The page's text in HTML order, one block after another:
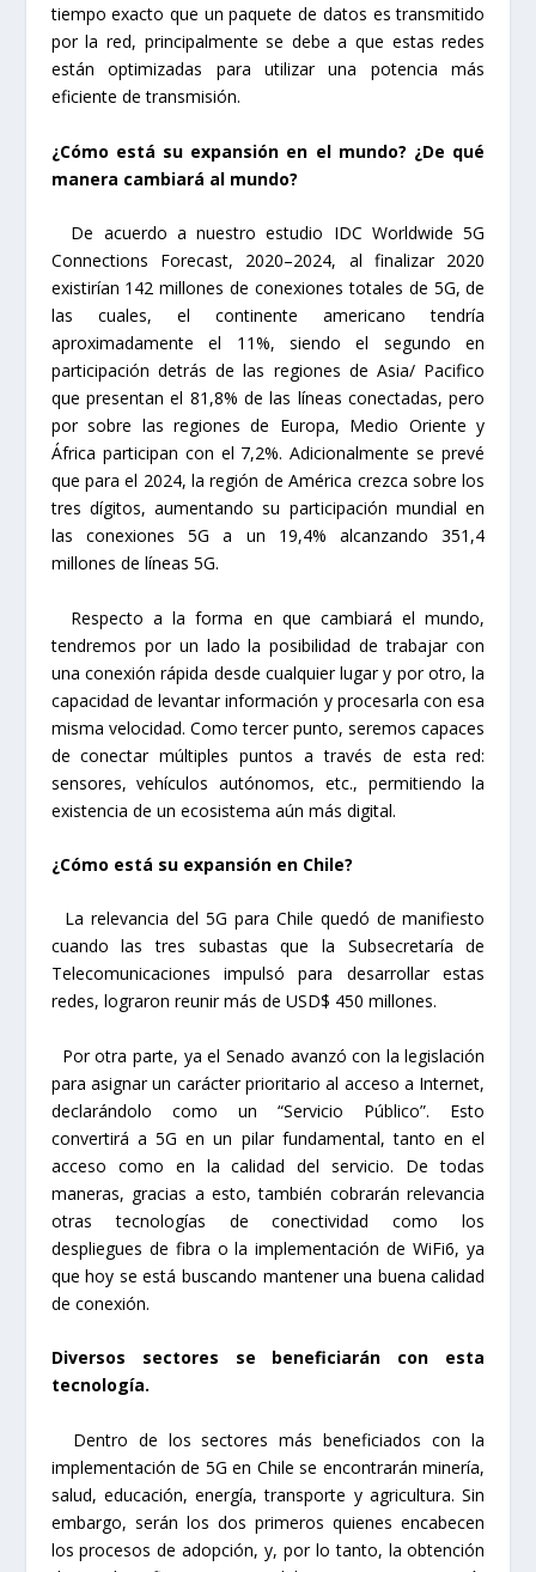
tiempo exacto que un paquete de datos es transmitido
por la red, principalmente se debe a que estas redes
están optimizadas para utilizar una potencia más
eficiente de transmisión.
¿Cómo está su expansión en el mundo? ¿De qué
manera cambiará al mundo?
De acuerdo a nuestro estudio IDC Worldwide 5G
Connections Forecast, 2020–2024, al finalizar 2020
existirían 142 millones de conexiones totales de 5G, de
las cuales, el continente americano tendría
aproximadamente el 11%, siendo el segundo en
participación detrás de las regiones de Asia/ Pacifico
que presentan el 81,8% de las líneas conectadas, pero
por sobre las regiones de Europa, Medio Oriente y
África participan con el 7,2%. Adicionalmente se prevé
que para el 2024, la región de América crezca sobre los
tres dígitos, aumentando su participación mundial en
las conexiones 5G a un 19,4% alcanzando 351,4
millones de líneas 5G.
Respecto a la forma en que cambiará el mundo,
tendremos por un lado la posibilidad de trabajar con
una conexión rápida desde cualquier lugar y por otro, la
capacidad de levantar información y procesarla con esa
misma velocidad. Como tercer punto, seremos capaces
de conectar múltiples puntos a través de esta red:
sensores, vehículos autónomos, etc., permitiendo la
existencia de un ecosistema aún más digital.
¿Cómo está su expansión en Chile?
La relevancia del 5G para Chile quedó de manifiesto
cuando las tres subastas que la Subsecretaría de
Telecomunicaciones impulsó para desarrollar estas
redes, lograron reunir más de USD$ 450 millones.
Por otra parte, ya el Senado avanzó con la legislación
para asignar un carácter prioritario al acceso a Internet,
declarándolo como un “Servicio Público”. Esto
convertirá a 5G en un pilar fundamental, tanto en el
acceso como en la calidad del servicio. De todas
maneras, gracias a esto, también cobrarán relevancia
otras tecnologías de conectividad como los
despliegues de fibra o la implementación de WiFi6, ya
que hoy se está buscando mantener una buena calidad
de conexión.
Diversos sectores se beneficiarán con esta
tecnología.
Dentro de los sectores más beneficiados con la
implementación de 5G en Chile se encontrarán minería,
salud, educación, energía, transporte y agricultura. Sin
embargo, serán los dos primeros quienes encabecen
los procesos de adopción, y, por lo tanto, la obtención